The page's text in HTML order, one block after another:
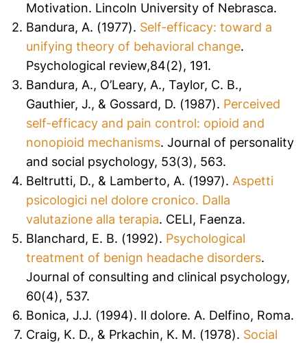
Motivation. Lincoln University of Nebrasca.
Bandura, A. (1977). Self-efficacy: toward a
unifying theory of behavioral change.
Psychological review,84(2), 191.
Bandura, A., O’Leary, A., Taylor, C. B.,
Gauthier, J., & Gossard, D. (1987). Perceived
self-efficacy and pain control: opioid and
nonopioid mechanisms. Journal of personality
and social psychology, 53(3), 563.
Beltrutti, D., & Lamberto, A. (1997). Aspetti
psicologici nel dolore cronico. Dalla
valutazione alla terapia. CELI, Faenza.
Blanchard, E. B. (1992). Psychological
treatment of benign headache disorders.
Journal of consulting and clinical psychology,
60(4), 537.
Bonica, J.J. (1994). Il dolore. A. Delfino, Roma.
Craig, K. D., & Prkachin, K. M. (1978). Social